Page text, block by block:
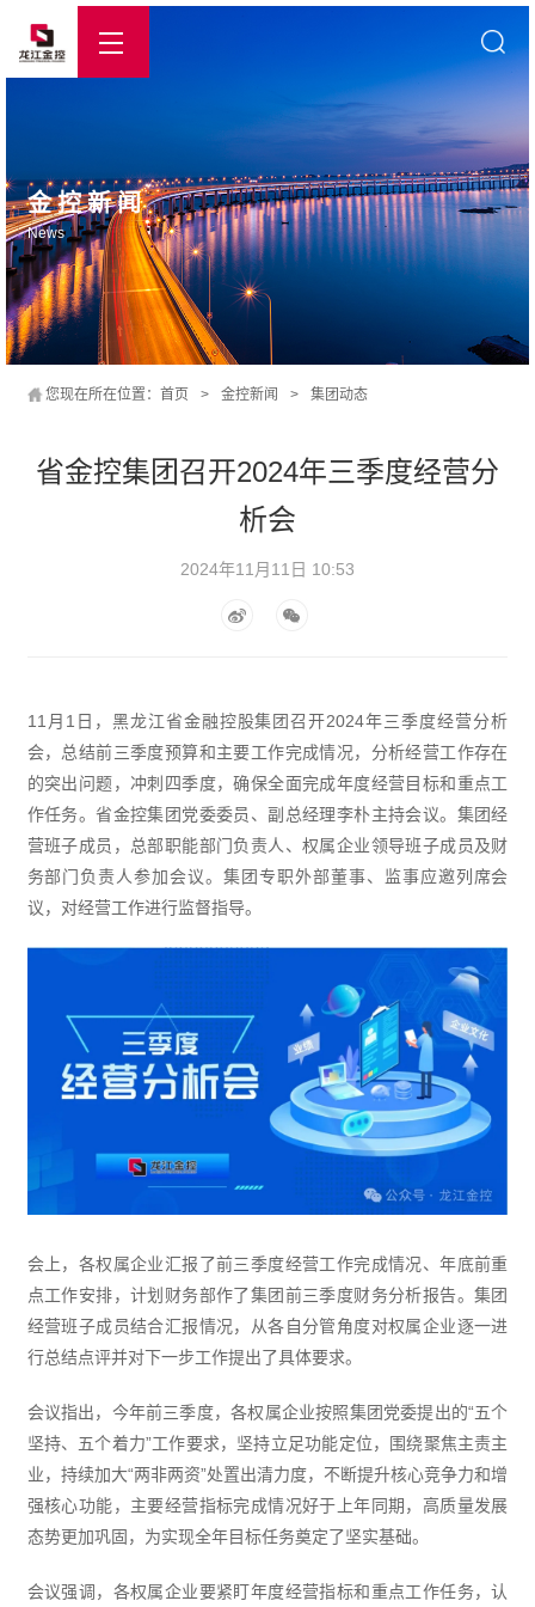
金控新闻
News
您现在所在位置： 首页 > 金控新闻 > 集团动态
省金控集团召开2024年三季度经营分
析会
2024年11月11日 10:53
11月1日，黑龙江省金融控股集团召开2024年三季度经营分析
会，总结前三季度预算和主要工作完成情况，分析经营工作存在
的突出问题，冲刺四季度，确保全面完成年度经营目标和重点工
作任务。省金控集团党委委员、副总经理李朴主持会议。集团经
营班子成员，总部职能部门负责人、权属企业领导班子成员及财
务部门负责人参加会议。集团专职外部董事、监事应邀列席会
议，对经营工作进行监督指导。
会上，各权属企业汇报了前三季度经营工作完成情况、年底前重
点工作安排，计划财务部作了集团前三季度财务分析报告。集团
经营班子成员结合汇报情况，从各自分管角度对权属企业逐一进
行总结点评并对下一步工作提出了具体要求。
会议指出，今年前三季度，各权属企业按照集团党委提出的“五个
坚持、五个着力”工作要求，坚持立足功能定位，围绕聚焦主责主
业，持续加大“两非两资”处置出清力度，不断提升核心竞争力和增
强核心功能，主要经营指标完成情况好于上年同期，高质量发展
态势更加巩固，为实现全年目标任务奠定了坚实基础。
会议强调，各权属企业要紧盯年度经营指标和重点工作任务，认